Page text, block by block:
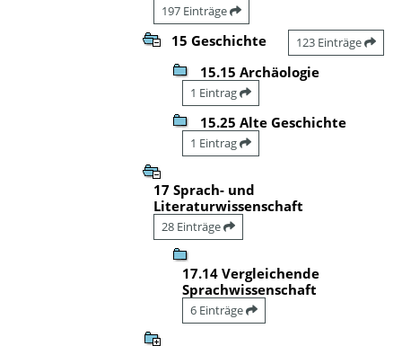
197 Einträge
15 Geschichte 123 Einträge
15.15 Archäologie
1 Eintrag
15.25 Alte Geschichte
1 Eintrag
17 Sprach- und
Literaturwissenschaft
28 Einträge
17.14 Vergleichende
Sprachwissenschaft
6 Einträge